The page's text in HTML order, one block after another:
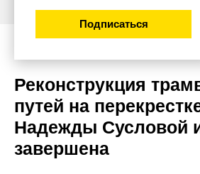
Реконструкция
путей на
Надежды Сусловой
завершена
Подписаться